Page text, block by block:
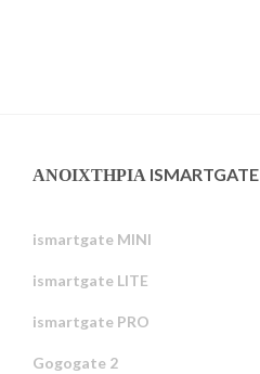
ΑΝΟΙΧΤΉΡΙΑ ISMARTGATE
ismartgate MINI
ismartgate LITE
ismartgate PRO
Gogogate 2